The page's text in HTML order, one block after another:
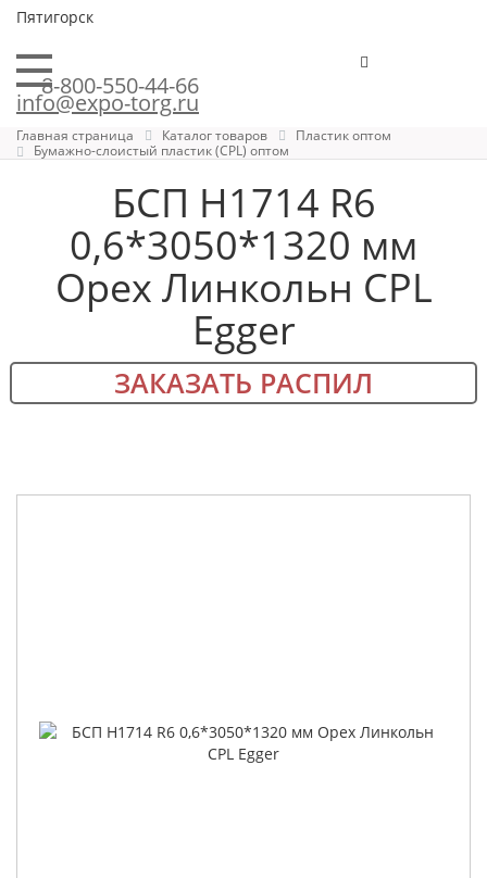
Пятигорск
8-800-550-44-66
info@expo-torg.ru
Главная страница Каталог товаров
Пластик оптом
Бумажно-слоистый пластик (CPL) оптом
БСП H1714 R6
0,6*3050*1320 мм
Орех Линкольн CPL
Egger
ЗАКАЗАТЬ РАСПИЛ